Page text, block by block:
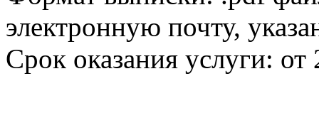
электронную почту,
Срок оказания услуги: от